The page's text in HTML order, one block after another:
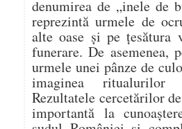
denumirea de „inele de
reprezintă urmele de
alte oase și pe țesătura
funerare. De asemenea,
urmele unei pânze de
imaginea ritualurilor
Rezultatele cercetărilor
importantă la